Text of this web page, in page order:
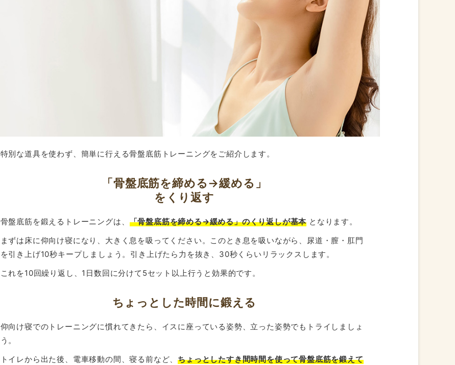
特別な道具を使わず、簡単に行える骨盤底筋トレーニングをご紹介します。
「骨盤底筋を締める→緩める」
をくり返す
骨盤底筋を鍛えるトレーニングは、 「骨盤底筋を締める→緩める」のくり返しが基本 となります。
まずは床に仰向け寝になり、大きく息を吸ってください。このとき息を吸いながら、尿道・膣・肛門
を引き上げ10秒キープしましょう。引き上げたら力を抜き、30秒くらいリラックスします。
これを10回繰り返し、1日数回に分けて5セット以上行うと効果的です。
ちょっとした時間に鍛える
仰向け寝でのトレーニングに慣れてきたら、イスに座っている姿勢、立った姿勢でもトライしましょ
う。
トイレから出た後、電車移動の間、寝る前など、ちょっとしたすき間時間を使って骨盤底筋を鍛えて